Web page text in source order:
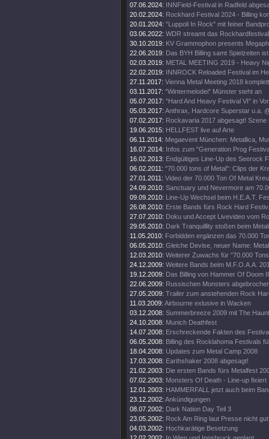
07.06.2024: INNField-Festival in Radfeld
20.02.2024: Rockhard Festival 2024 - Billing
20.01.2024: "Luppoli In Rock" mit feiner
03.06.2022: WDR streamt das Rockhardfestival
30.10.2019: KV Grammophon presents
22.06.2019: Das BYH Billing samt Spielzeiten
02.03.2019: METAL MEETING 2019 - Heavy
22.02.2019: INNROCK Reloaded Festival im
27.11.2017: Vienna Metal Meeting 2018 komplett
03.11.2017: "Wintermelodei" Münster steht an
05.07.2017: "Hard And Heavy Festival VI" in
05.03.2017: Anthrax, Hardcore Superstar u.a.
07.02.2017: Rockavaria 2017 abgesagt! Szene
19.06.2015: HELLFEST live auf Arte
06.11.2014: Megaevent München: Metallica,
16.07.2014: Infos zum "Generation Prog
16.02.2013: Endgültiges Line-Up des Seerock
06.02.2011: "70.000 tons of Metal": Clips der
27.01.2011: Video der 70.000 Ton Of Metal
24.09.2010: Sanctuary und Nevermore am
09.09.2010: Line-Up Wechsel beim H.E.A.T.
26.08.2010: Erste Bands fürs Rock Hard
27.07.2010: Doku und Accept Livevideo vom
29.05.2010: Dark Tranquillity stoßen beim
11.05.2010: Forbidden ergänzen das 70.000
06.05.2010: Gleiche Devise, neuer Name:
12.03.2010: Weiterer Zuwachs für "70.000
24.12.2009: Weitere Bands beim M.F.O.A.A.
19.12.2009: Das Billing von Hammer Of Doom
22.06.2009: Russischen Monsters
27.05.2009: Trailer zum anstehenden Rock
11.03.2009: Airbourne exlusive in Wacken
03.12.2008: Summerbreeze 2009 mit The
24.10.2008: Munich Deathfest
14.07.2008: Erschreckende Fakten des
06.05.2008: Billing des Rocklahoma Festivals
18.04.2008: Updates zum Metal Camp 2008
17.03.2008: Earthshaker 2008 abgesagt!
21.02.2003: Die ersten Bands fürs Metalfest
07.02.2003: Monsters Of Death - Line-up fixiert
12.01.2003: HAMMERFALL jetzt auch beim
23.12.2002: Ankündigungen
08.07.2002: Dark Nation Day Teil 3
23.05.2002: Rock Am Ring laut Presse nicht
04.03.2002: Hochkarätige Besetzung